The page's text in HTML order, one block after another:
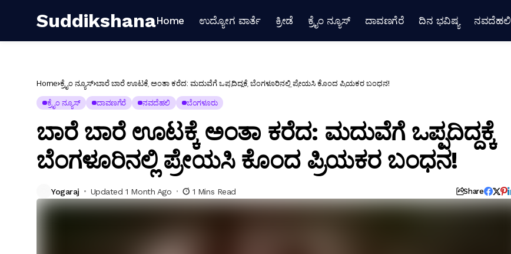
SuddikshanaHome ಉದ್ಯೋಗ ವಾರ್ತೆ ಕ್ರೀಡೆ ಕ್ರೈಂ ನ್ಯೂಸ್ ದಾವಣಗೆರೆ ದಿನ ಭವಿಷ್ಯ ನವದೆಹಲಿ
Home ಕ್ರೈಂ ನ್ಯೂಸ್ ಬಾರೆ ಬಾರೆ ಊಟಕ್ಕೆ ಅಂತಾ ಕರೆದ: ಮದುವೆಗೆ ಒಪ್ಪದಿದ್ದಕ್ಕೆ ಬೆಂಗಳೂರಿನಲ್ಲಿ ಪ್ರೇಯಸಿ ಕೊಂದ ಪ್ರಿಯಕರ ಬಂಧನ!
ಕ್ರೈಂ ನ್ಯೂಸ್ ದಾವಣಗೆರೆ ನವದೆಹಲಿ ಬೆಂಗಳೂರು
ಬಾರೆ ಬಾರೆ ಊಟಕ್ಕೆ ಅಂತಾ ಕರೆದ: ಮದುವೆಗೆ ಒಪ್ಪದಿದ್ದಕ್ಕೆ
ಬೆಂಗಳೂರಿನಲ್ಲಿ ಪ್ರೇಯಸಿ ಕೊಂದ ಪ್ರಿಯಕರ ಬಂಧನ!
Yogaraj Updated 1 Month Ago 1 Mins Read Share